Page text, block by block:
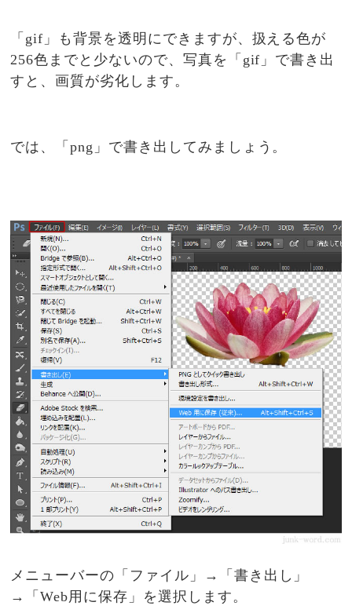
「gif」も背景を透明にできますが、扱える色が
256色までと少ないので、写真を「gif」で書き出
すと、画質が劣化します。
では、「png」で書き出してみましょう。
メニューバーの「ファイル」→「書き出し」
→「Web用に保存」を選択します。